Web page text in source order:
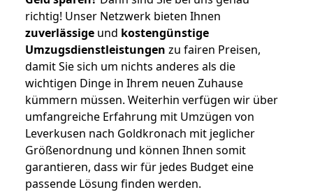
richtig! Unser Netzwerk bieten Ihnen
zuverlässige und kostengünstige
Umzugsdienstleistungen zu fairen Preisen,
damit Sie sich um nichts anderes als die
wichtigen Dinge in Ihrem neuen Zuhause
kümmern müssen. Weiterhin verfügen wir über
umfangreiche Erfahrung mit Umzügen von
Leverkusen nach Goldkronach mit jeglicher
Größenordnung und können Ihnen somit
garantieren, dass wir für jedes Budget eine
passende Lösung finden werden.